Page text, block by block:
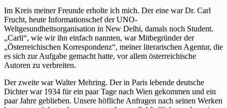
Im Kreis meiner Freunde erholte ich mich. Der eine war Dr. Carl
Frucht, heute Informationschef der UNO-
Weltgesundheitsorganisation in New Delhi, damals noch Student.
„Carli“, wie wir ihn einfach nannten, war Mitbegründer der
„Österreichischen Korrespondenz“, meiner literarischen Agentur, die
es sich zur Aufgabe gemacht hatte, vor allem österreichische
Autoren zu verbreiten.
Der zweite war Walter Mehring. Der in Paris lebende deutsche
Dichter war 1934 für ein paar Tage nach Wien gekommen und ein
paar Jahre geblieben. Unsere höfliche Anfragen nach seinen Werken